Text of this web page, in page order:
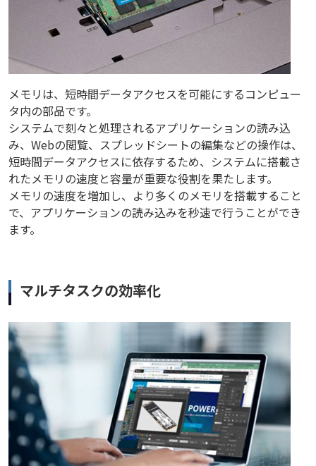
メモリは、短時間データアクセスを可能にするコンピュー
タ内の部品です。
システムで刻々と処理されるアプリケーションの読み込
み、Webの閲覧、スプレッドシートの編集などの操作は、
短時間データアクセスに依存するため、システムに搭載さ
れたメモリの速度と容量が重要な役割を果たします。
メモリの速度を増加し、より多くのメモリを搭載すること
で、アプリケーションの読み込みを秒速で行うことができ
ます。
マルチタスクの効率化